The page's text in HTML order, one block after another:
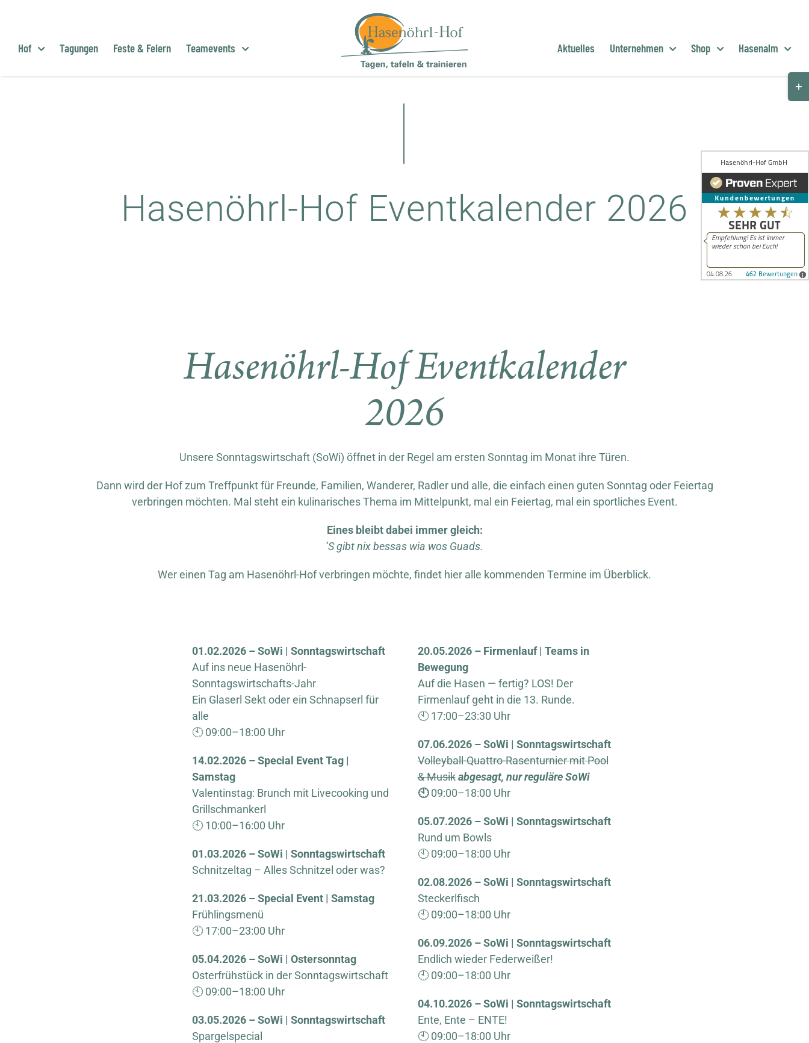
Hof Tagungen Feste & Feiern Teamevents Aktuelles Unternehmen Shop Hasenalm
Hasenöhrl-Hof Eventkalender 2026
Hasenöhrl-Hof Eventkalender
2026
Unsere Sonntagswirtschaft (SoWi) öffnet in der Regel am ersten Sonntag im Monat ihre Türen.
Dann wird der Hof zum Treffpunkt für Freunde, Familien, Wanderer, Radler und alle, die einfach einen guten Sonntag oder Feiertag
verbringen möchten. Mal steht ein kulinarisches Thema im Mittelpunkt, mal ein Feiertag, mal ein sportliches Event.
Eines bleibt dabei immer gleich:
’S gibt nix bessas wia wos Guads.
Wer einen Tag am Hasenöhrl-Hof verbringen möchte, findet hier alle kommenden Termine im Überblick.
01.02.2026 – SoWi | Sonntagswirtschaft
Auf ins neue Hasenöhrl-
Sonntagswirtschafts-Jahr
Ein Glaserl Sekt oder ein Schnapserl für
alle
🕙 09:00–18:00 Uhr
14.02.2026 – Special Event Tag |
Samstag
Valentinstag: Brunch mit Livecooking und
Grillschmankerl
🕙 10:00–16:00 Uhr
01.03.2026 – SoWi | Sonntagswirtschaft
Schnitzeltag – Alles Schnitzel oder was?
21.03.2026 – Special Event | Samstag
Frühlingsmenü
🕙 17:00–23:00 Uhr
05.04.2026 – SoWi | Ostersonntag
Osterfrühstück in der Sonntagswirtschaft
🕙 09:00–18:00 Uhr
03.05.2026 – SoWi | Sonntagswirtschaft
Spargelspecial
20.05.2026 – Firmenlauf | Teams in
Bewegung
Auf die Hasen — fertig? LOS! Der
Firmenlauf geht in die 13. Runde.
🕙 17:00–23:30 Uhr
07.06.2026 – SoWi | Sonntagswirtschaft
Volleyball-Quattro-Rasenturnier mit Pool
& Musikabgesagt, nur reguläre SoWi
🕙09:00–18:00 Uhr
05.07.2026 – SoWi | Sonntagswirtschaft
Rund um Bowls
🕙 09:00–18:00 Uhr
02.08.2026 – SoWi | Sonntagswirtschaft
Steckerlfisch
🕙 09:00–18:00 Uhr
06.09.2026 – SoWi | Sonntagswirtschaft
Endlich wieder Federweißer!
🕙 09:00–18:00 Uhr
04.10.2026 – SoWi | Sonntagswirtschaft
Ente, Ente – ENTE!
🕙 09:00–18:00 Uhr